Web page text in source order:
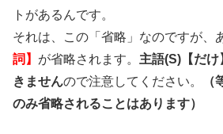
トがあるんです。
それは、この「省略」なのですが、
詞】 が省略されます。 主語(S)【だ
きませんので注意してください。
のみ省略されることはあります）